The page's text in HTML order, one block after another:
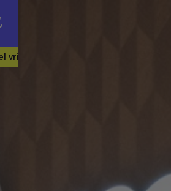
vrijblijvend lid van ons Vacature Via